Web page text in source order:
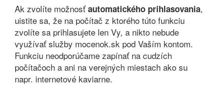
Ak zvolíte možnosťautomatického prihlasovania,
uistite sa, že na počítač z ktorého túto funkciu
zvolíte sa prihlasujete len Vy, a nikto nebude
využívať služby mocenok.sk pod Vaším kontom.
Funkciu neodporúčame zapínať na cudzích
počítačoch a ani na verejných miestach ako su
napr. internetové kaviarne.